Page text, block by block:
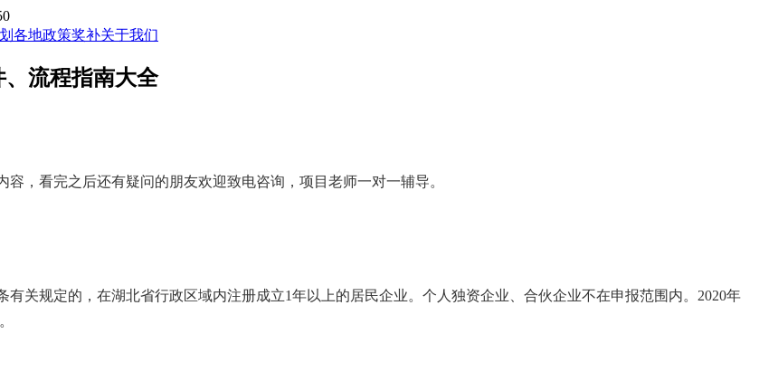
各地政策奖补关于我们
流程指南大全
，看完之后还有疑问的朋友欢迎致电咨询，项目老师一对一辅导。
关规定的，在湖北省行政区域内注册成立1年以上的居民企业。个人独资企业、合伙企业不在申报范围内。2020年